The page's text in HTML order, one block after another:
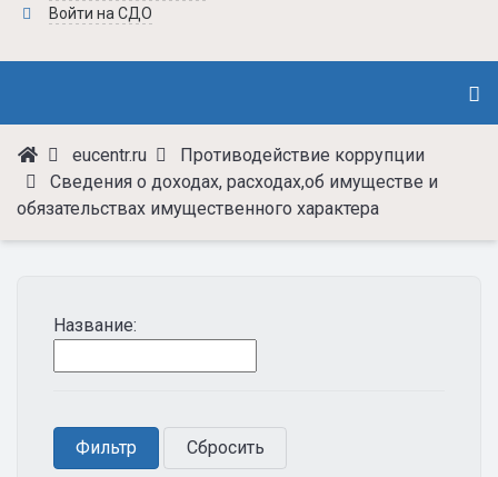
Войти на СДО
eucentr.ru
Противодействие коррупции
Сведения о доходах, расходах,об имуществе и
обязательствах имущественного характера
Название: